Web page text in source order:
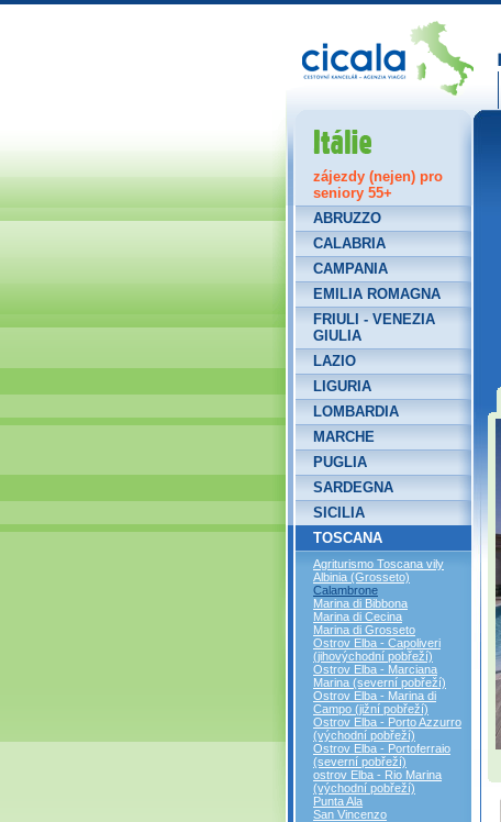
Itálie
zájezdy (nejen) pro
seniory 55+
ABRUZZO
CALABRIA
CAMPANIA
EMILIA ROMAGNA
FRIULI - VENEZIA
GIULIA
LAZIO
LIGURIA
LOMBARDIA
MARCHE
PUGLIA
SARDEGNA
SICILIA
TOSCANA
Agriturismo Toscana vily
Albinia (Grosseto)
Calambrone
Marina di Bibbona
Marina di Cecina
Marina di Grosseto
Ostrov Elba - Capoliveri
(jihovýchodní pobřeží)
Ostrov Elba - Marciana
Marina (severní pobřeží)
Ostrov Elba - Marina di
Campo (jižní pobřeží)
Ostrov Elba - Porto Azzurro
(východní pobřeží)
Ostrov Elba - Portoferraio
(severní pobřeží)
ostrov Elba - Rio Marina
(východní pobřeží)
Punta Ala
San Vincenzo